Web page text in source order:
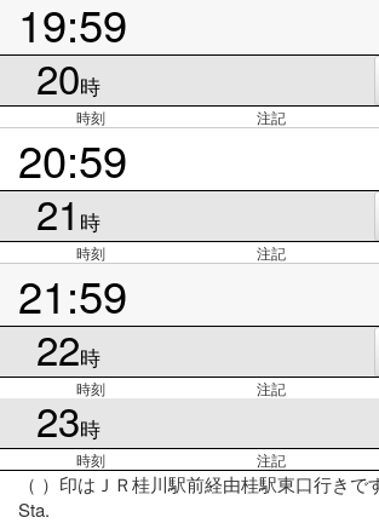
19:59
20時
時刻 注記
20:59
21 時
時刻 注記
21:59
22時
時刻 注記
23時
時刻 注記
（ ）印はＪＲ桂川駅前経由桂駅東口行き
Sta.